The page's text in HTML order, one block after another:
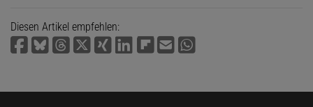
Diesen Artikel empfehlen: